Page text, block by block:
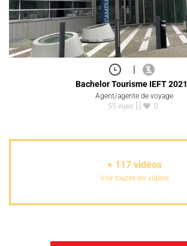
|
Bachelor Tourisme IEFT 2021
Agent/agente de voyage
55 vues
0
+ 117vidéos
Voir toutes les vidéos